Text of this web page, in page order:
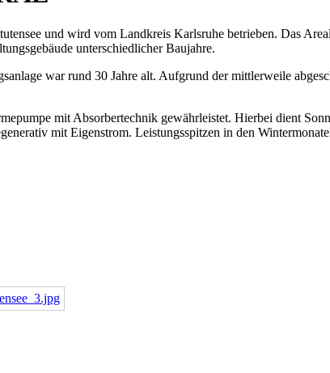
und wird vom Landkreis Karlsruhe betrieben. Das
unterschiedlicher Baujahre.
war rund 30 Jahre alt. Aufgrund der mittlerweile
mit Absorbertechnik gewährleistet. Hierbei dient
mit Eigenstrom. Leistungsspitzen in den